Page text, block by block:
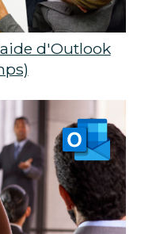
d'Outlook